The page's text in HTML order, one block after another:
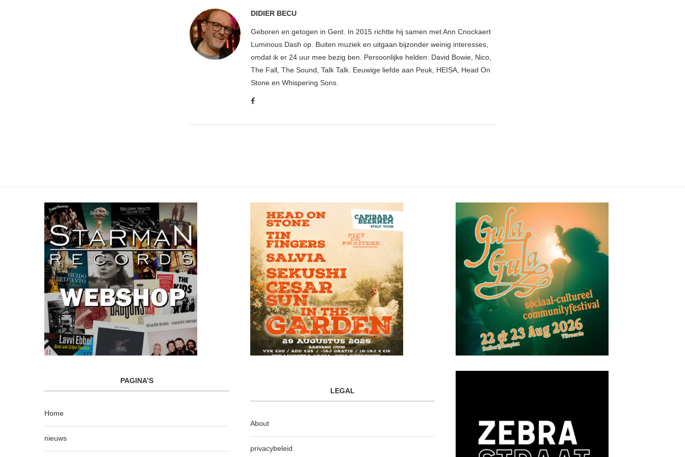
DIDIER BECU
Geboren en getogen in Gent. In 2015 richtte hij samen met Ann Cnockaert
Luminous Dash op. Buiten muziek en uitgaan bijzonder weinig interesses,
omdat ik er 24 uur mee bezig ben. Persoonlijke helden: David Bowie, Nico,
The Fall, The Sound, Talk Talk. Eeuwige liefde aan Peuk, HEISA, Head On
Stone en Whispering Sons.
PAGINA’S
Home
nieuws
LEGAL
About
privacybeleid